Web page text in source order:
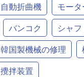
自動折曲機
モー
バンコク
シャ
韓国製機械の修理
攪拌装置